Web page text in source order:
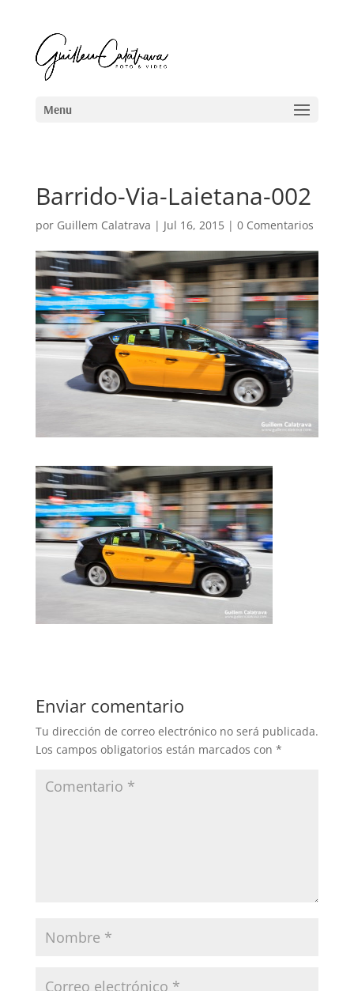
Barrido-Via-Laietana-002
por Guillem Calatrava | Jul 16, 2015| 0 Comentarios
Enviar comentario
Tu dirección de correo electrónico no será publicada.
Los campos obligatorios están marcados con *